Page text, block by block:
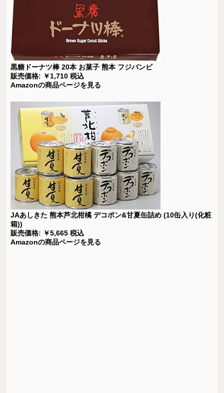
黒糖ドーナツ棒 20本 お菓子 熊本 フジバンビ
販売価格: ￥1,710 税込
Amazonの商品ページを見る
JAあしきた 熊本芦北柑橘 デコポン&甘夏缶詰め (10缶入り(化粧
箱))
販売価格: ￥5,665 税込
Amazonの商品ページを見る